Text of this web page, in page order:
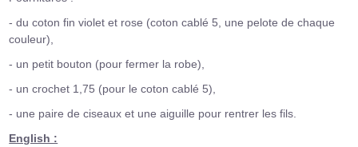
- du coton fin violet et rose (coton cablé 5, une pelote de chaque
couleur),
- un petit bouton (pour fermer la robe),
- un crochet 1,75 (pour le coton cablé 5),
- une paire de ciseaux et une aiguille pour rentrer les fils.
English :